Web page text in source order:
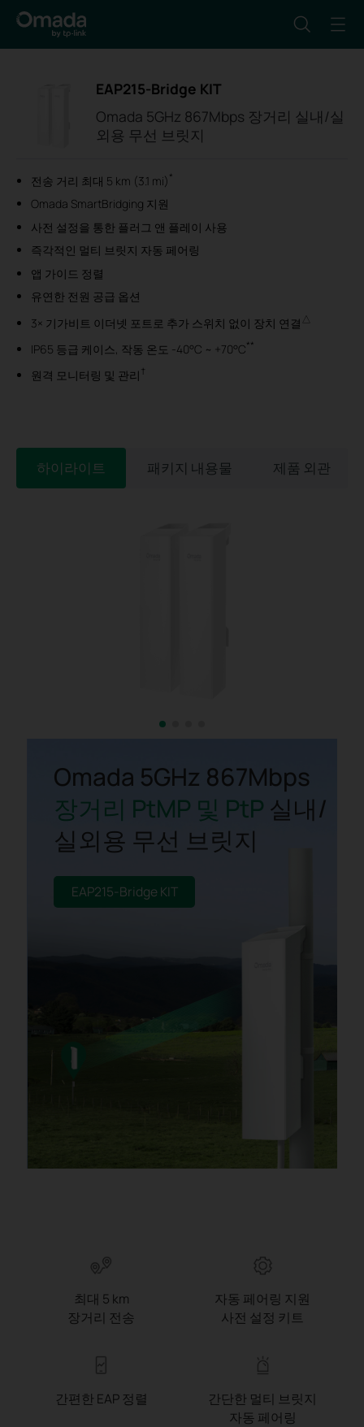
EAP215-Bridge KIT
Omada 5GHz 867Mbps 장거리 실내/실
외용 무선 브릿지
전송 거리 최대 5 km (3.1 mi) *
Omada SmartBridging 지원
사전 설정을 통한 플러그 앤 플레이 사용
즉각적인 멀티 브릿지 자동 페어링
앱 가이드 정렬
유연한 전원 공급 옵션
3× 기가비트 이더넷 포트로 추가 스위치 없이 장치 연결
IP65 등급 케이스, 작동 온도 -40°C ~ +70°C**
원격 모니터링 및 관리 †
하이라이트 패키지 내용물 제품 외관
Omada 5GHz 867Mbps
장거리 PtMP 및 PtP 실내/
실외용 무선 브릿지
EAP215-Bridge KIT
최대 5 km
장거리 전송
자동 페어링 지원
사전 설정 키트
간편한 EAP 정렬
간단한 멀티 브릿지
자동 페어링